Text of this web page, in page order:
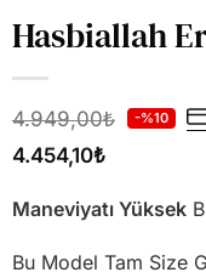
Hasbiallah
4.949,00₺ -%10
4.454,10₺
Maneviyatı Yüksek
Bu Model Tam Size